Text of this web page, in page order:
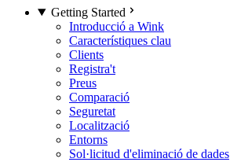
Getting Started
Introducció a Wink
Característiques clau
Clients
Registra't
Preus
Comparació
Seguretat
Localització
Entorns
Sol·licitud d'eliminació de dades